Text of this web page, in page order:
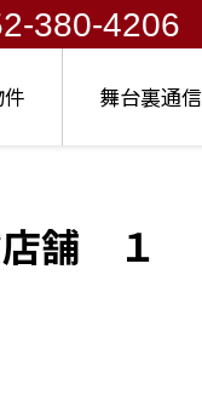
380-4206
舞台裏通信
舗 １